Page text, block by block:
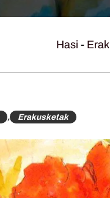
Hasi -
, Erakusketak